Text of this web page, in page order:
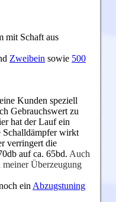
mit Schaft aus
Zweibein sowie 500
Kunden speziell
Gebrauchswert zu
hat der Lauf ein
wirkt
verringert die
auf ca. 65bd. Auch
Überzeugung
ein Abzugstuning